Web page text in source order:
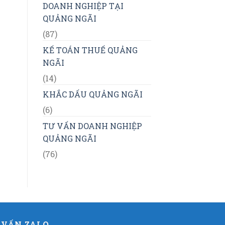
DOANH NGHIỆP TẠI
QUẢNG NGÃI
(87)
KẾ TOÁN THUẾ QUẢNG
NGÃI
(14)
KHẮC DẤU QUẢNG NGÃI
(6)
TƯ VẤN DOANH NGHIỆP
QUẢNG NGÃI
(76)